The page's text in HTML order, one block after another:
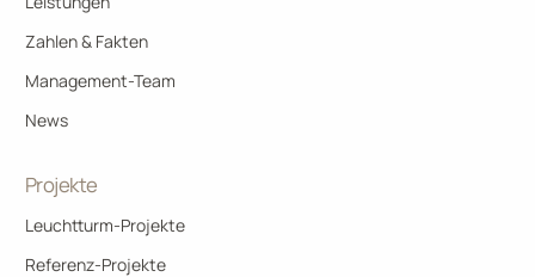
Zahlen & Fakten
Management-Team
News
Projekte
Leuchtturm-Projekte
Referenz-Projekte